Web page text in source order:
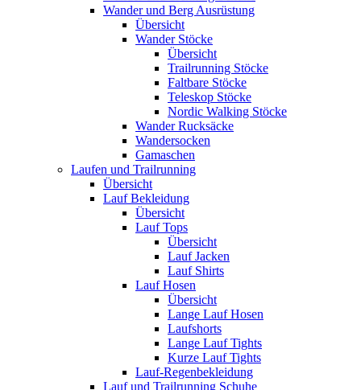
Wander und Berg Ausrüstung
Übersicht
Wander Stöcke
Übersicht
Trailrunning Stöcke
Faltbare Stöcke
Teleskop Stöcke
Nordic Walking Stöcke
Wander Rucksäcke
Wandersocken
Gamaschen
Laufen und Trailrunning
Übersicht
Lauf Bekleidung
Übersicht
Lauf Tops
Übersicht
Lauf Jacken
Lauf Shirts
Lauf Hosen
Übersicht
Lange Lauf Hosen
Laufshorts
Lange Lauf Tights
Kurze Lauf Tights
Lauf-Regenbekleidung
Lauf und Trailrunning Schuhe